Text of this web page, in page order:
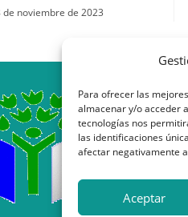
Para ofrecer las
almacenar y/o acceder
tecnologías nos
las identificaciones
afectar negativamente
Aceptar
de noviembre de 2023